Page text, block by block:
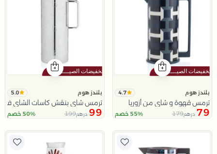
بلندز هوم 4.7
ترمس قهوة و شاي من أزوريا
79 درهم179 55% خصم
بلندز هوم 5.0
ترمس شاي بنقش كاسات الشاي
99 درهم199 50% خصم